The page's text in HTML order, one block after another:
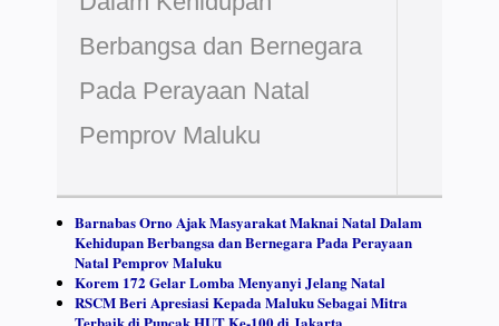
Berbangsa dan Bernegara
Pada Perayaan Natal
Pemprov Maluku
Barnabas Orno Ajak Masyarakat Maknai Natal Dalam
Kehidupan Berbangsa dan Bernegara Pada Perayaan
Natal Pemprov Maluku
Korem 172 Gelar Lomba Menyanyi Jelang Natal
RSCM Beri Apresiasi Kepada Maluku Sebagai Mitra